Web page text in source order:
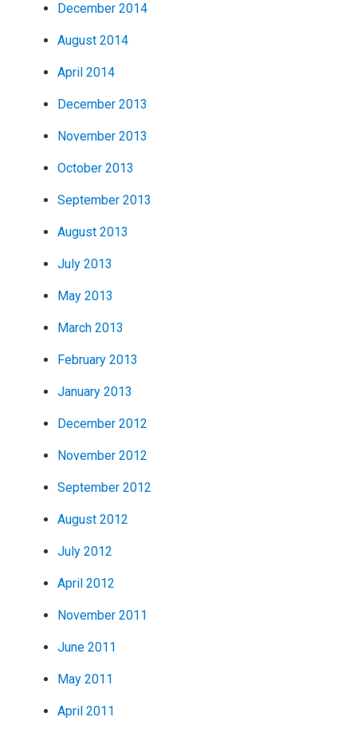
December 2014
August 2014
April 2014
December 2013
November 2013
October 2013
September 2013
August 2013
July 2013
May 2013
March 2013
February 2013
January 2013
December 2012
November 2012
September 2012
August 2012
July 2012
April 2012
November 2011
June 2011
May 2011
April 2011